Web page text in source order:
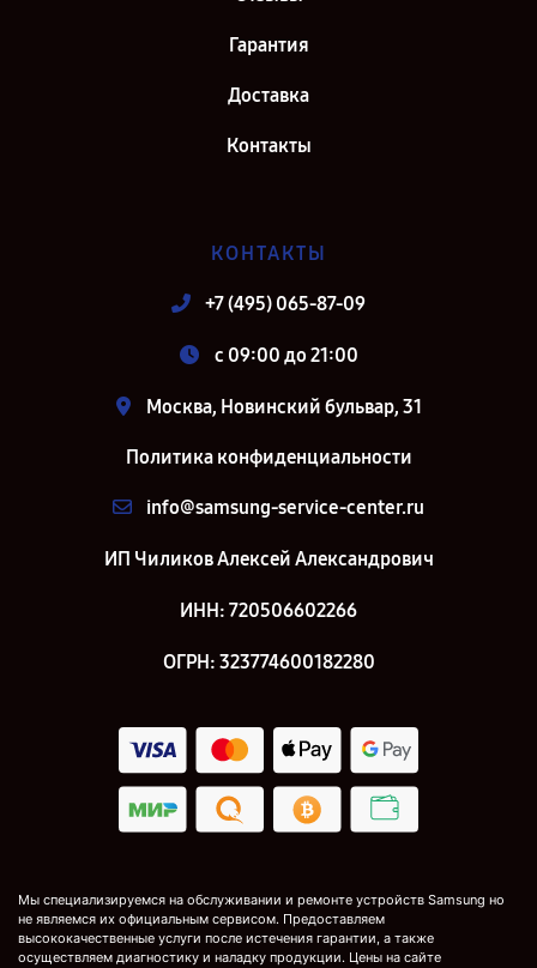
Гарантия
Доставка
Контакты
КОНТАКТЫ
+7 (495) 065-87-09
c 09:00 до 21:00
Москва, Новинский бульвар, 31
Политика конфиденциальности
info@samsung-service-center.ru
ИП Чиликов Алексей Александрович
ИНН: 720506602266
ОГРН: 323774600182280
Мы специализируемся на обслуживании и ремонте устройств Samsung но
не являемся их официальным сервисом. Предоставляем
высококачественные услуги после истечения гарантии, а также
осуществляем диагностику и наладку продукции. Цены на сайте